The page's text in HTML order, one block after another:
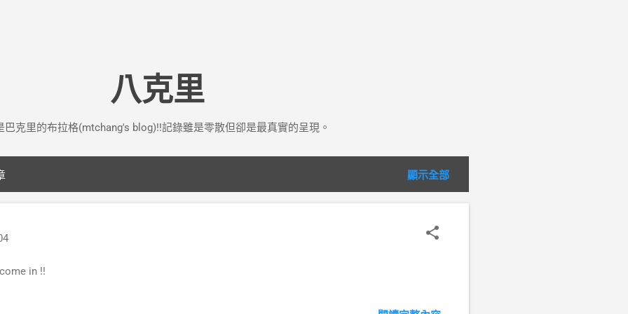
八克里
巴克里的布拉格(mtchang's blog)!!記錄雖是零散但卻是最真實的呈現。
顯示全部
in !!